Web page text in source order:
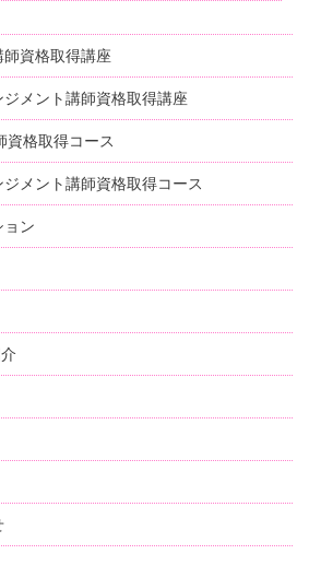
師資格取得講座
ジメント講師資格取得講座
資格取得コース
ジメント講師資格取得コース
ョン